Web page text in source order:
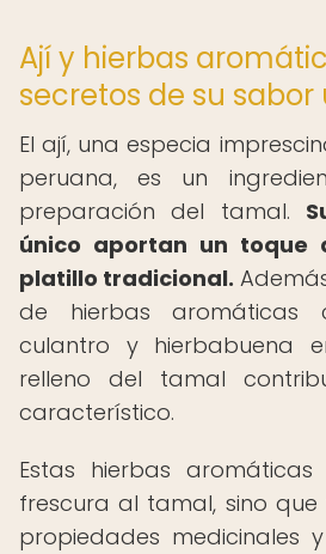
Ají y hierbas
secretos de su sabor
El ají, una especia
peruana, es un
preparación del tamal.
único aportan un toque
platillo tradicional.
de hierbas aromáticas
culantro y hierbabuena
relleno del tamal
característico.
Estas hierbas
frescura al tamal, sino
propiedades medicinales